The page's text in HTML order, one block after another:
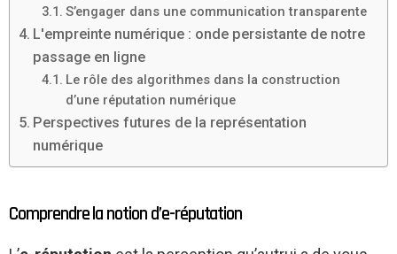
S’engager dans une communication transparente
L'empreinte numérique : onde persistante de notre
passage en ligne
Le rôle des algorithmes dans la construction
d’une réputation numérique
Perspectives futures de la représentation
numérique
Comprendre la notion d’e-réputation